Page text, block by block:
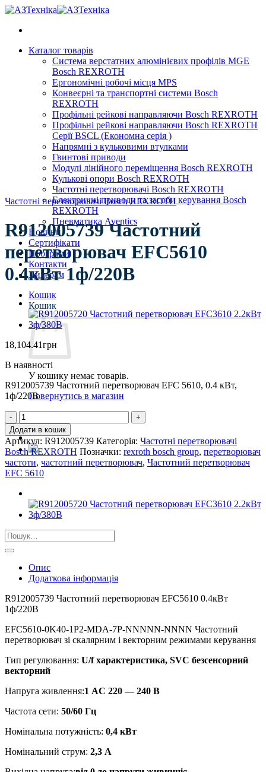
Skip
content
Каталог товарів
Система верстатних алюмінієвих профілів MGE
Bosch REXROTH
Ергономічні робочі місця MPS
Конвеєрні та транспортні системи Bosch
REXROTH
Профільні рейкові направляючи Bosch REXROTH
Профільні рейкові направляючи Bosch REXROTH
Серії BSCL (Економна серія )
Напрямні з кульковими втулками
Гвинтові приводи
Модулі лінійного переміщення Bosch REXROTH
Кулькові опори Bosch REXROTH
Частотні перетворювачі Bosch REXROTH
Електричні приводи та засоби керування Bosch
REXROTH
Пневматика Aventics
Новини
Сертифікати
Програми
Контакти
Дилерам
Кошик
Кошик
У кошику немає товарів.
Повернутись в магазин
Частотні перетворювачі Bosch REXROTH
R912005739 Частотний
перетворювач EFC5610
0.4кВт 1ф/220В
18,104.41грн
В наявності
R912005739 Частотний перетворювач EFC 5610, 0.4 кВт,
1ф/220В
R912005739
Частотний
перетворювач
EFC5610
0.4кВт
1ф/220В
кількість
Додати в кошик
Артикул: R912005739 Категорія: Частотні перетворювачі
Bosch REXROTH Позначки: rexroth bosch group, перетворювач
частоти, частотний перетворювач, Частотний перетворювач
EFC 5610
Шукати:
Опис
Додаткова інформація
R912005739 Частотний перетворювач EFC5610 0.4кВт
1ф/220В
EFC5610-0K40-1P2-MDA-7P-NNNNN-NNNN Частотний
перетворювач зі скалярним і векторним режимами керування
Тип регулювання: U/f характеристика, SVC безсенсорний
векторний
Напруга живлення:1 AC 220 — 240 В
Частота сети: 50/60 Гц
Номінальна потужність: 0,4 кВт
Номінальний струм: 2,3 A